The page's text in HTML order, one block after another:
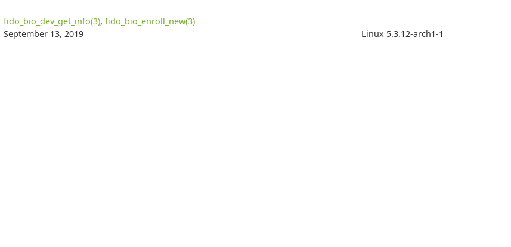
fido_bio_dev_get_info(3), fido_bio_enroll_new(3)
September 13, 2019
Linux 5.3.12-arch1-1